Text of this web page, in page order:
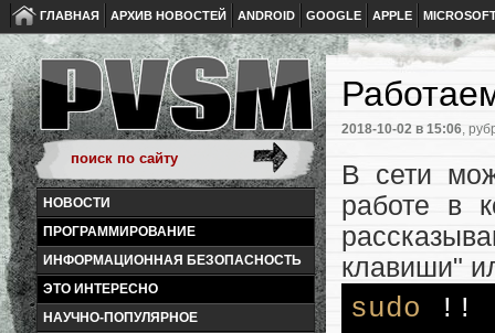
ГЛАВНАЯ АРХИВ НОВОСТЕЙ ANDROID GOOGLE APPLE
НОВОСТИ
ПРОГРАММИРОВАНИЕ
ИНФОРМАЦИОННАЯ БЕЗОПАСНОСТЬ
ЭТО ИНТЕРЕСНО
НАУЧНО-ПОПУЛЯРНОЕ
2018-10-02 в 15:06,
В сети
работе в
клавиши"
sudo !!